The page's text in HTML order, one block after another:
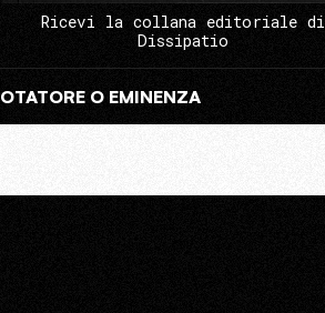
Ricevi la collana editoriale di
Dissipatio
O EMINENZA